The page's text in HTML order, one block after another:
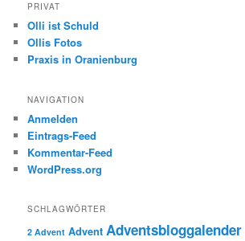
PRIVAT
Olli ist Schuld
Ollis Fotos
Praxis in Oranienburg
NAVIGATION
Anmelden
Eintrags-Feed
Kommentar-Feed
WordPress.org
SCHLAGWÖRTER
2 Advent Advent Adventsbloggalender